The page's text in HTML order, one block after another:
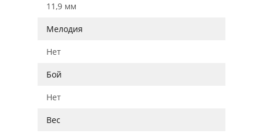
11,9 мм
Мелодия
Нет
Бой
Нет
Вес